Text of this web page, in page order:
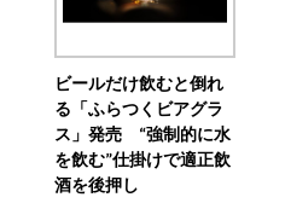
ビールだけ飲むと倒れ
る「ふらつくビアグラ
ス」発売 “強制的に水
を飲む”仕掛けで適正飲
酒を後押し